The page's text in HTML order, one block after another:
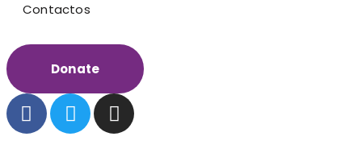
Contactos
Donate